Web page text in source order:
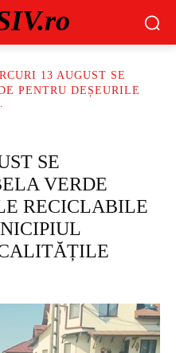
13 AUGUST SE
PENTRU DEȘEURILE
SE
VERDE
RECICLABILE